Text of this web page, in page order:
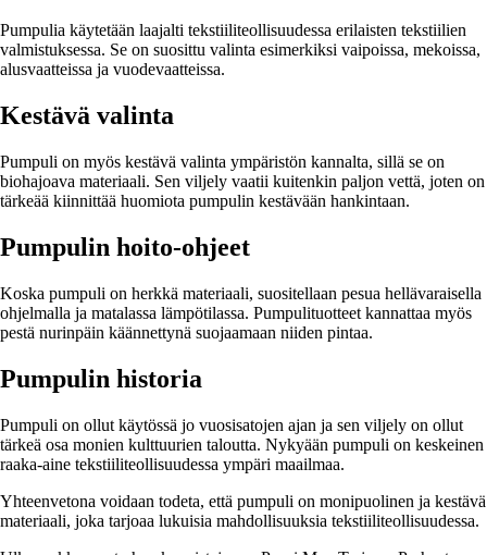
Pumpulia käytetään laajalti tekstiiliteollisuudessa erilaisten tekstiilien
valmistuksessa. Se on suosittu valinta esimerkiksi vaipoissa, mekoissa,
alusvaatteissa ja vuodevaatteissa.
Kestävä valinta
Pumpuli on myös kestävä valinta ympäristön kannalta, sillä se on
biohajoava materiaali. Sen viljely vaatii kuitenkin paljon vettä, joten on
tärkeää kiinnittää huomiota pumpulin kestävään hankintaan.
Pumpulin hoito-ohjeet
Koska pumpuli on herkkä materiaali, suositellaan pesua hellävaraisella
ohjelmalla ja matalassa lämpötilassa. Pumpulituotteet kannattaa myös
pestä nurinpäin käännettynä suojaamaan niiden pintaa.
Pumpulin historia
Pumpuli on ollut käytössä jo vuosisatojen ajan ja sen viljely on ollut
tärkeä osa monien kulttuurien taloutta. Nykyään pumpuli on keskeinen
raaka-aine tekstiiliteollisuudessa ympäri maailmaa.
Yhteenvetona voidaan todeta, että pumpuli on monipuolinen ja kestävä
materiaali, joka tarjoaa lukuisia mahdollisuuksia tekstiiliteollisuudessa.